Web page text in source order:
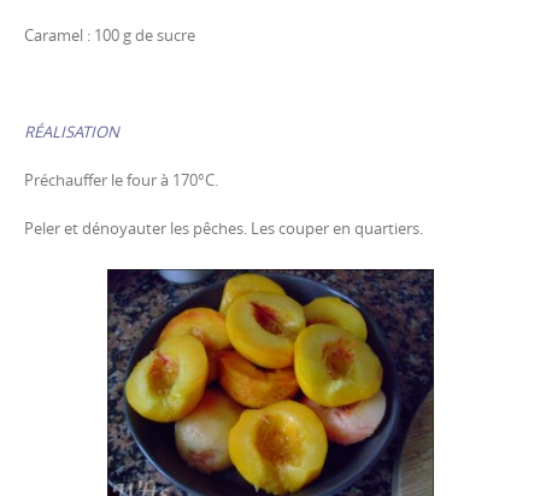
Caramel : 100 g de sucre
RÉALISATION
Préchauffer le four à 170°C.
Peler et dénoyauter les pêches. Les couper en quartiers.